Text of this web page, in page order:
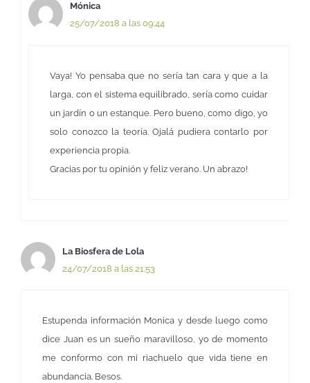
Mónica
25/07/2018 a las 09:44
Vaya! Yo pensaba que no sería tan cara y que a la
larga, con el sistema equilibrado, sería como cuidar
un jardín o un estanque. Pero bueno, como digo, yo
solo conozco la teoría. Ojalá pudiera contarlo por
experiencia propia.
Gracias por tu opinión y feliz verano. Un abrazo!
La Biosfera de Lola
24/07/2018 a las 21:53
Estupenda información Monica y desde luego como
dice Juan es un sueño maravilloso, yo de momento
me conformo con mi riachuelo que vida tiene en
abundancia. Besos.